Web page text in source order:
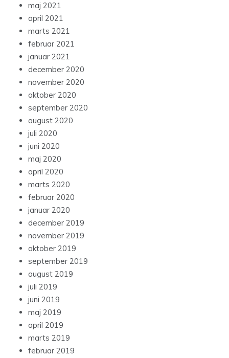
maj 2021
april 2021
marts 2021
februar 2021
januar 2021
december 2020
november 2020
oktober 2020
september 2020
august 2020
juli 2020
juni 2020
maj 2020
april 2020
marts 2020
februar 2020
januar 2020
december 2019
november 2019
oktober 2019
september 2019
august 2019
juli 2019
juni 2019
maj 2019
april 2019
marts 2019
februar 2019